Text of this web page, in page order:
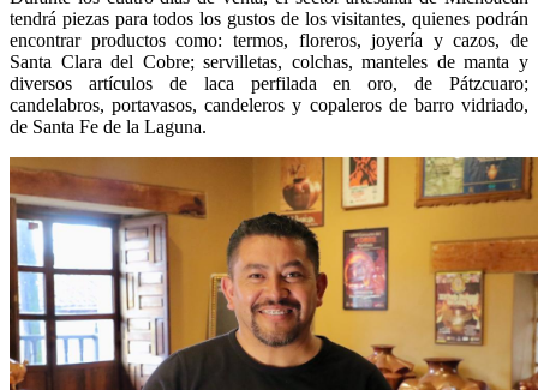
tendrá piezas para todos los gustos de los visitantes, quienes podrán
encontrar productos como: termos, floreros, joyería y cazos, de
Santa Clara del Cobre; servilletas, colchas, manteles de manta y
diversos artículos de laca perfilada en oro, de Pátzcuaro;
candelabros, portavasos, candeleros y copaleros de barro vidriado,
de Santa Fe de la Laguna.